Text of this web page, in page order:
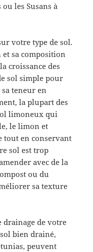
les Susans à
votre type de sol.
et sa composition
croissance des
sol simple pour
teneur en
la plupart des
limoneux qui
le limon et
tout en conservant
sol est trop
avec de la
ou du
sa texture
drainage de votre
bien drainé,
peuvent